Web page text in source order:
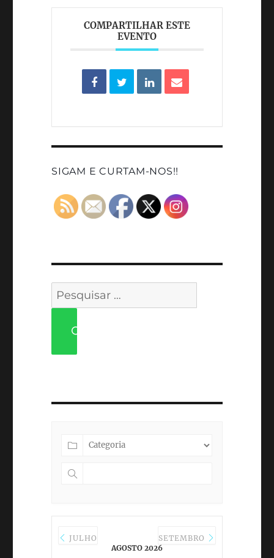
COMPARTILHAR ESTE
EVENTO
SIGAM E CURTAM-NOS!!
Pesquisar
por:
JULHO
AGOSTO 2026
SETEMBRO